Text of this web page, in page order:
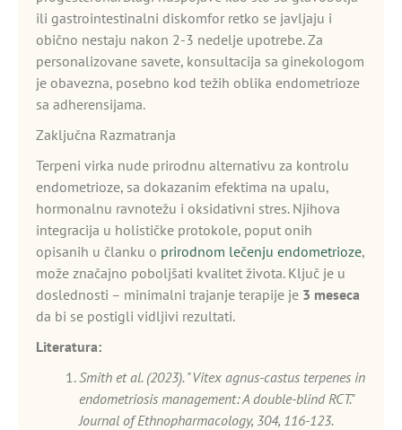
ili gastrointestinalni diskomfor retko se javljaju i
obično nestaju nakon 2-3 nedelje upotrebe. Za
personalizovane savete, konsultacija sa ginekologom
je obavezna, posebno kod težih oblika endometrioze
sa adherensijama.
Zaključna Razmatranja
Terpeni virka nude prirodnu alternativu za kontrolu
endometrioze, sa dokazanim efektima na upalu,
hormonalnu ravnotežu i oksidativni stres. Njihova
integracija u holističke protokole, poput onih
opisanih u članku o prirodnom lečenju endometrioze,
može značajno poboljšati kvalitet života. Ključ je u
doslednosti – minimalni trajanje terapije je 3 meseca
da bi se postigli vidljivi rezultati.
Literatura:
Smith et al. (2023). "Vitex agnus-castus terpenes in
endometriosis management: A double-blind RCT."
Journal of Ethnopharmacology, 304, 116-123.